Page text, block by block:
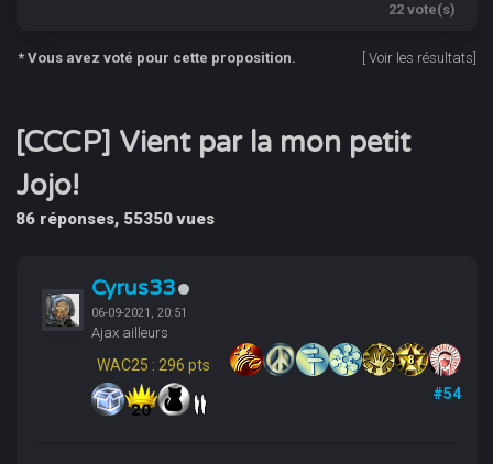
22 vote(s)
* Vous avez voté pour cette proposition. Voir les résultats
[CCCP] Vient par la mon petit
Jojo!
86 réponses, 55350 vues
Cyrus33
06-09-2021, 20:51
Ajax ailleurs
WAC25 : 296 pts
#54